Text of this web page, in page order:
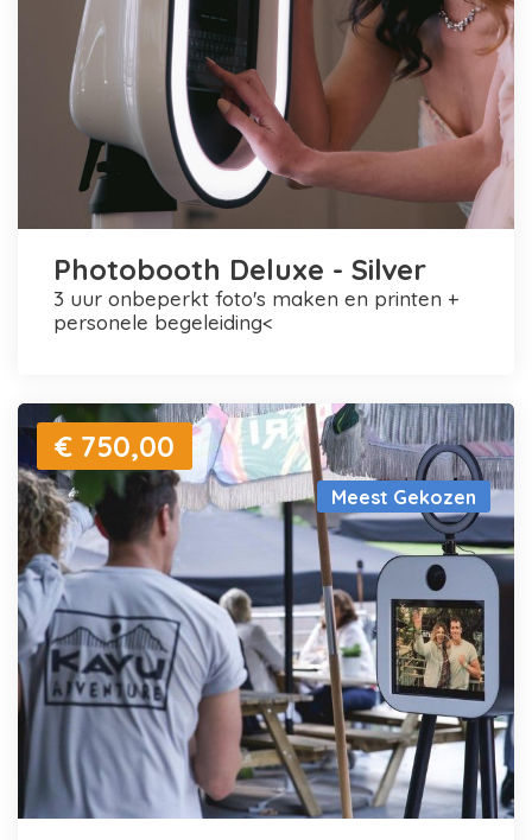
Photobooth Deluxe - Silver
3 uur onbeperkt foto's maken en printen +
personele begeleiding<
Meest Gekozen
€ 750,00